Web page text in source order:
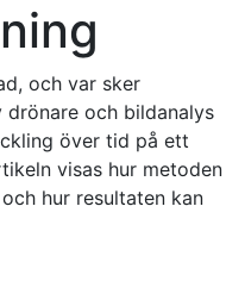
och var sker
och bildanalys
över tid på ett
visas hur metoden
hur resultaten kan